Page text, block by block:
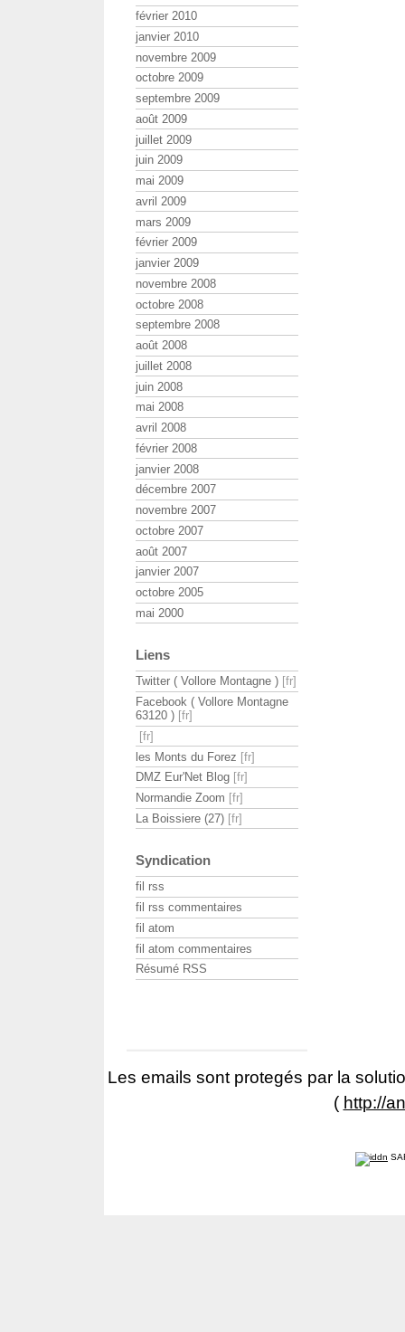
février 2010
janvier 2010
novembre 2009
octobre 2009
septembre 2009
août 2009
juillet 2009
juin 2009
mai 2009
avril 2009
mars 2009
février 2009
janvier 2009
novembre 2008
octobre 2008
septembre 2008
août 2008
juillet 2008
juin 2008
mai 2008
avril 2008
février 2008
janvier 2008
décembre 2007
novembre 2007
octobre 2007
août 2007
janvier 2007
octobre 2005
mai 2000
Liens
Twitter ( Vollore Montagne )
Facebook ( Vollore Montagne
63120 )
les Monts du Forez
DMZ Eur'Net Blog
Normandie Zoom
La Boissiere (27)
Syndication
fil rss
fil rss commentaires
fil atom
fil atom commentaires
Résumé RSS
Les emails sont protegés par la
( http://